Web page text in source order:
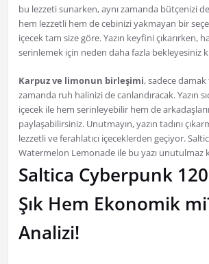
bu lezzeti sunarken, aynı zamanda bütçenizi
hem lezzetli hem de cebinizi yakmayan bir
içecek tam size göre. Yazın keyfini çıkarırken,
serinlemek için neden daha fazla bekleyesiniz
Karpuz ve limonun birleşimi, sadece damak
zamanda ruh halinizi de canlandıracak. Yazın
içecek ile hem serinleyebilir hem de
paylaşabilirsiniz. Unutmayın, yazın tadını
lezzetli ve ferahlatıcı içeceklerden geçiyor.
Watermelon Lemonade ile bu yazı unutulmaz
Saltica Cyberpunk
Şık Hem Ekonomik
Analizi!